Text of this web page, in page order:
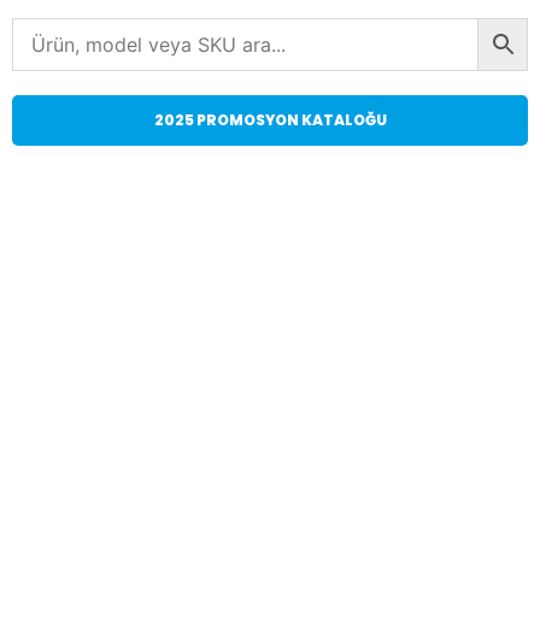
2025 PROMOSYON KATALOĞU